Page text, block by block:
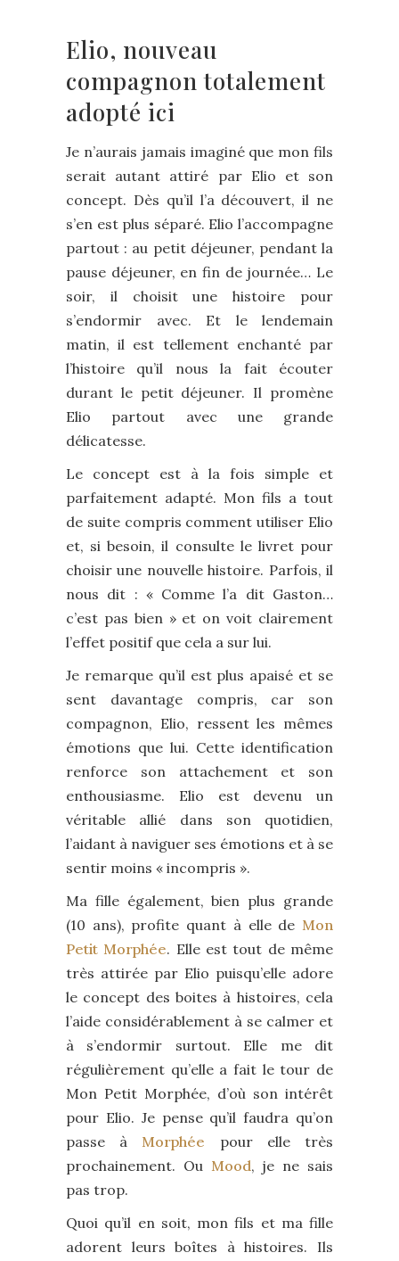
Elio, nouveau
compagnon totalement
adopté ici
Je n’aurais jamais imaginé que mon fils
serait autant attiré par Elio et son
concept. Dès qu’il l’a découvert, il ne
s’en est plus séparé. Elio l’accompagne
partout : au petit déjeuner, pendant la
pause déjeuner, en fin de journée… Le
soir, il choisit une histoire pour
s’endormir avec. Et le lendemain
matin, il est tellement enchanté par
l’histoire qu’il nous la fait écouter
durant le petit déjeuner. Il promène
Elio partout avec une grande
délicatesse.
Le concept est à la fois simple et
parfaitement adapté. Mon fils a tout
de suite compris comment utiliser Elio
et, si besoin, il consulte le livret pour
choisir une nouvelle histoire. Parfois, il
nous dit : « Comme l’a dit Gaston…
c’est pas bien » et on voit clairement
l’effet positif que cela a sur lui.
Je remarque qu’il est plus apaisé et se
sent davantage compris, car son
compagnon, Elio, ressent les mêmes
émotions que lui. Cette identification
renforce son attachement et son
enthousiasme. Elio est devenu un
véritable allié dans son quotidien,
l’aidant à naviguer ses émotions et à se
sentir moins « incompris ».
Ma fille également, bien plus grande
(10 ans), profite quant à elle de Mon
Petit Morphée. Elle est tout de même
très attirée par Elio puisqu’elle adore
le concept des boites à histoires, cela
l’aide considérablement à se calmer et
à s’endormir surtout. Elle me dit
régulièrement qu’elle a fait le tour de
Mon Petit Morphée, d’où son intérêt
pour Elio. Je pense qu’il faudra qu’on
passe à Morphée pour elle très
prochainement. Ou Mood, je ne sais
pas trop.
Quoi qu’il en soit, mon fils et ma fille
adorent leurs boîtes à histoires. Ils